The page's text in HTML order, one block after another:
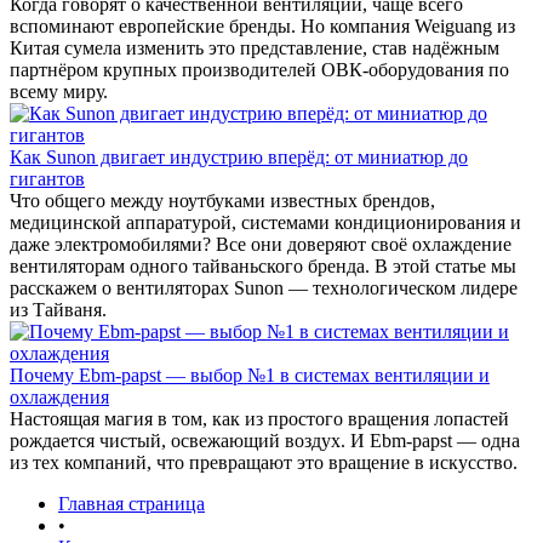
Когда говорят о качественной вентиляции, чаще всего
вспоминают европейские бренды. Но компания Weiguang из
Китая сумела изменить это представление, став надёжным
партнёром крупных производителей ОВК-оборудования по
всему миру.
Как Sunon двигает индустрию вперёд: от миниатюр до
гигантов
Что общего между ноутбуками известных брендов,
медицинской аппаратурой, системами кондиционирования и
даже электромобилями? Все они доверяют своё охлаждение
вентиляторам одного тайваньского бренда. В этой статье мы
расскажем о вентиляторах Sunon — технологическом лидере
из Тайваня.
Почему Ebm-papst — выбор №1 в системах вентиляции и
охлаждения
Настоящая магия в том, как из простого вращения лопастей
рождается чистый, освежающий воздух. И Ebm-papst — одна
из тех компаний, что превращают это вращение в искусство.
Главная страница
•